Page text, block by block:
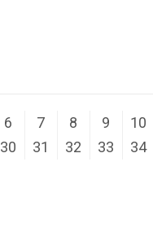
6 7 8 9 10
30 31 32 33 34